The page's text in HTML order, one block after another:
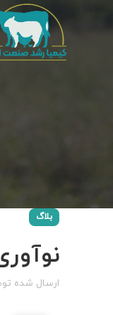
بلاگ
ارسال شده